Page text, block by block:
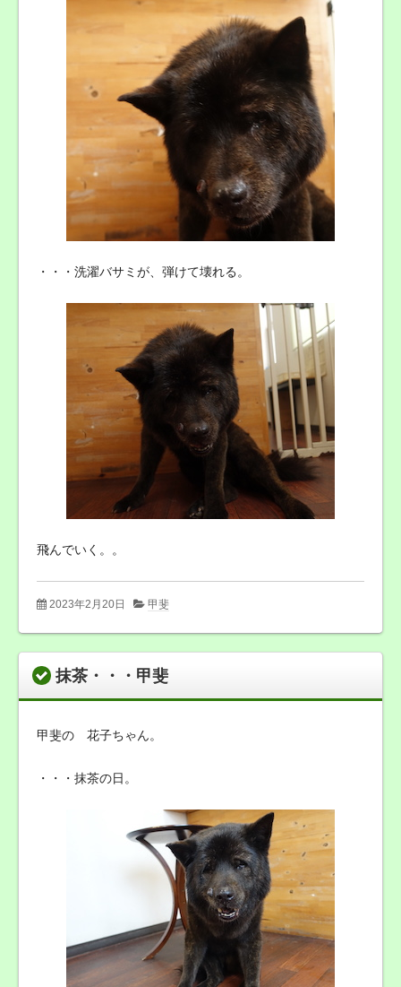
・・・洗濯バサミが、弾けて壊れる。
飛んでいく。。
2023年2月20日 甲斐
抹茶・・・甲斐
甲斐の 花子ちゃん。
・・・抹茶の日。